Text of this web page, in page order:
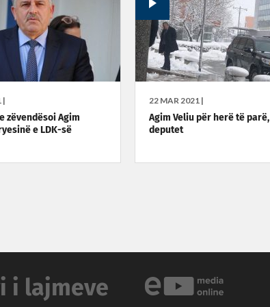
|
zëvendësoi Agim
e LDK-së
22 MAR 2021 |
Agim Veliu për herë të parë,
deputet
i lajmeve